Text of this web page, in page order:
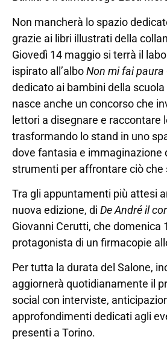
Non mancherà lo spazio
grazie ai libri illustrati della
Giovedì 14 maggio si terrà il
ispirato all’alboNon mi fai paura
dedicato ai bambini della
nasce anche un concorso che
lettori a disegnare e raccontare
trasformando lo stand in uno
dove fantasia e immaginazione
strumenti per affrontare ciò che
Tra gli appuntamenti più attesi
nuova edizione, di De André il
Giovanni Cerutti, che domenica
protagonista di un firmacopie
Per tutta la durata del Salone,
aggiornerà quotidianamente il
social con interviste,
approfondimenti dedicati agli
presenti a Torino.